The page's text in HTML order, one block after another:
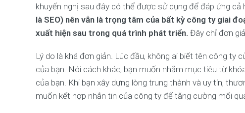
khuyến nghị sau đây có thể được sử dụng để đáp ứng cả
là SEO) nên vẫn là trọng tâm của bất kỳ công ty giai
xuất hiện sau trong quá trình phát triển. Đây chỉ đơn
Lý do là khá đơn giản. Lúc đầu, không ai biết tên công ty
của bạn. Nói cách khác, bạn muốn nhắm mục tiêu từ
của bạn. Khi bạn xây dựng lòng trung thành và uy tín,
muốn kết hợp nhắn tin của công ty để tăng cường mối